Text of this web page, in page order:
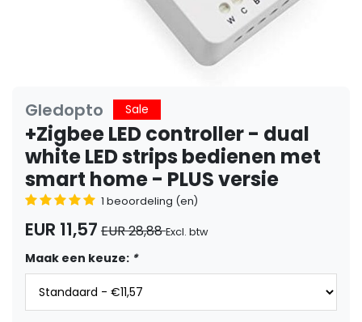
Gledopto Sale
+Zigbee LED controller - dual
white LED strips bedienen met
smart home - PLUS versie
1 beoordeling (en)
EUR 11,57 EUR 28,88Excl. btw
Maak een keuze: *